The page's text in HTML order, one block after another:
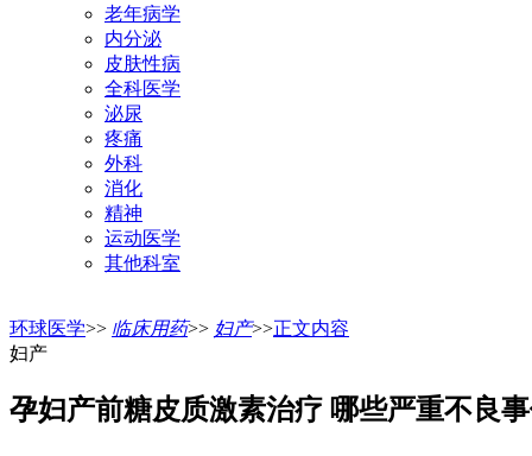
老年病学
内分泌
皮肤性病
全科医学
泌尿
疼痛
外科
消化
精神
运动医学
其他科室
环球医学>> 临床用药>> 妇产>>正文内容
妇产
孕妇产前糖皮质激素治疗 哪些严重不良